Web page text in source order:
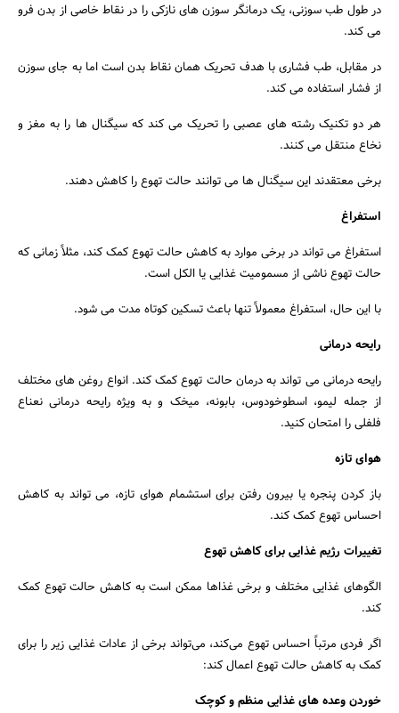
در طول طب سوزنی، یک درمانگر سوزن های نازکی را در نقاط خاصی از بدن فرو
می کند.
در مقابل، طب فشاری با هدف تحریک همان نقاط بدن است اما به جای سوزن
از فشار استفاده می کند.
هر دو تکنیک رشته های عصبی را تحریک می کند که سیگنال ها را به مغز و
نخاع منتقل می کنند.
برخی معتقدند این سیگنال ها می توانند حالت تهوع را کاهش دهند.
استفراغ
استفراغ می تواند در برخی موارد به کاهش حالت تهوع کمک کند، مثلاً زمانی که
حالت تهوع ناشی از مسمومیت غذایی یا الکل است.
با این حال، استفراغ معمولاً تنها باعث تسکین کوتاه مدت می شود.
رایحه درمانی
رایحه درمانی می تواند به درمان حالت تهوع کمک کند. انواع روغن های مختلف
از جمله لیمو، اسطوخودوس، بابونه، میخک و به ویژه رایحه درمانی نعناع
فلفلی را امتحان کنید.
هوای تازه
باز کردن پنجره یا بیرون رفتن برای استشمام هوای تازه، می تواند به کاهش
احساس تهوع کمک کند.
تغییرات رژیم غذایی برای کاهش تهوع
الگوهای غذایی مختلف و برخی غذاها ممکن است به کاهش حالت تهوع کمک
کند.
اگر فردی مرتباً احساس تهوع می‌کند، می‌تواند برخی از عادات غذایی زیر را برای
کمک به کاهش حالت تهوع اعمال کند:
خوردن وعده های غذایی منظم و کوچک